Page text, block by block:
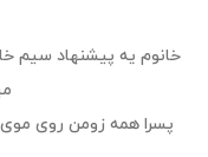
خانوم یه پیشنهاد سیم
پسرا همه زومن روی